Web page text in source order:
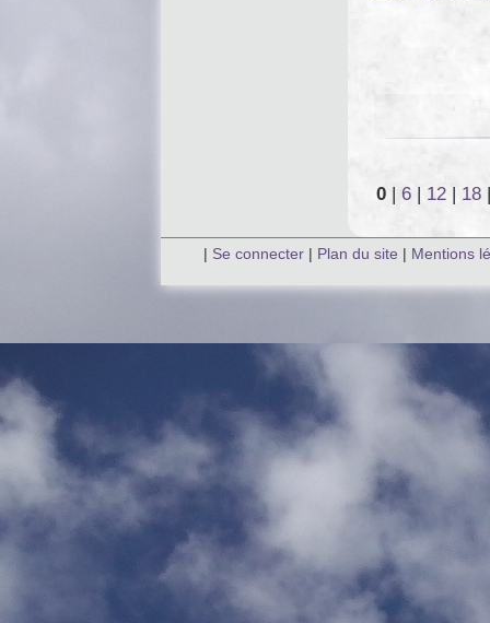
0| 6| 12| 18
| Se connecter | Plan du site | Mentions